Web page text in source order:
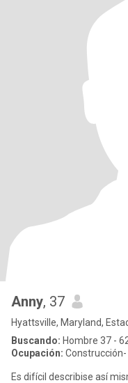
Anny, 37
Hyattsville, Maryland,
Buscando: Hombre 37 -
Ocupación:
Es difícil describise así